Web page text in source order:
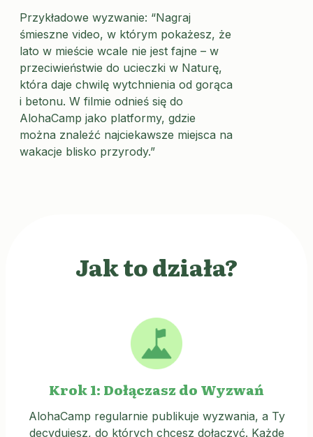
Przykładowe wyzwanie: “Nagraj
śmieszne video, w którym pokażesz, że
lato w mieście wcale nie jest fajne – w
przeciwieństwie do ucieczki w Naturę,
która daje chwilę wytchnienia od gorąca
i betonu. W filmie odnieś się do
AlohaCamp jako platformy, gdzie
można znaleźć najciekawsze miejsca na
wakacje blisko przyrody.”
Jak to działa?
Krok 1: Dołączasz do Wyzwań
AlohaCamp regularnie publikuje wyzwania, a Ty
decydujesz, do których chcesz dołączyć. Każde